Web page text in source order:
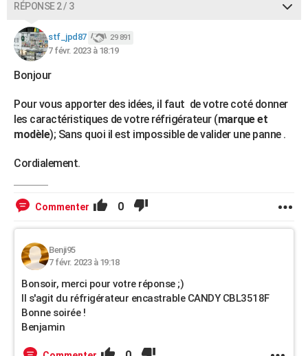
RÉPONSE 2 / 3
stf_jpd87 29 891
7 févr. 2023 à 18:19
Bonjour
Pour vous apporter des idées, il faut de votre coté donner
les caractéristiques de votre réfrigérateur (marque et
modèle); Sans quoi il est impossible de valider une panne .
Cordialement.
Commenter 0
Benji95
7 févr. 2023 à 19:18
Bonsoir, merci pour votre réponse ;)
Il s'agit du réfrigérateur encastrable CANDY CBL3518F
Bonne soirée !
Benjamin